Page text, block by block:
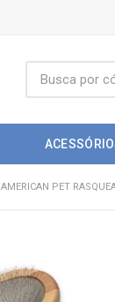
AMERICAN PET